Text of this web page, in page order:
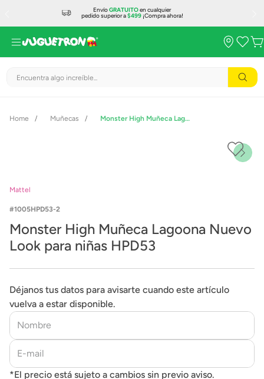
EnvíoGRATUITOen cualquier
pedido superior a$499¡Compra ahora!
Encuentra algo increíble...
Muñecas Monster High Muñeca Lagoona Nuevo Look para niñas HPD53
Mattel
1005HPD53-2
Monster High Muñeca Lagoona Nuevo
Look para niñas HPD53
Déjanos tus datos para avisarte cuando este artículo
vuelva a estar disponible.